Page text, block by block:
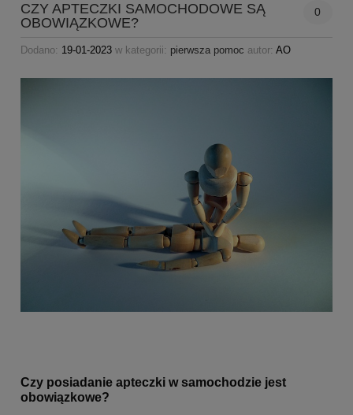
CZY APTECZKI SAMOCHODOWE SĄ
OBOWIĄZKOWE?
0
Dodano: 19-01-2023 w kategorii: pierwsza pomoc autor: AO
Czy posiadanie apteczki w samochodzie jest
obowiązkowe?